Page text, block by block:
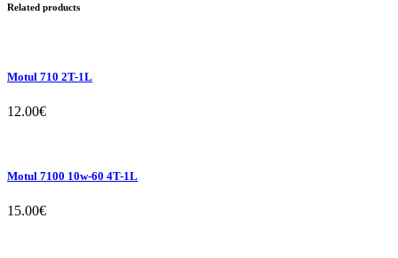
Related products
Motul 710 2T-1L
12.00€
Motul 7100 10w-60 4T-1L
15.00€